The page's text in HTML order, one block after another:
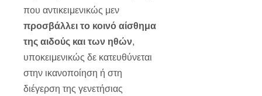
που αντικειμενικώς μεν
προσβάλλει το κοινό αίσθημα
της αιδούς και των ηθών,
υποκειμενικώς δε κατευθύνεται
στην ικανοποίηση ή στη
διέγερση της γενετήσιας